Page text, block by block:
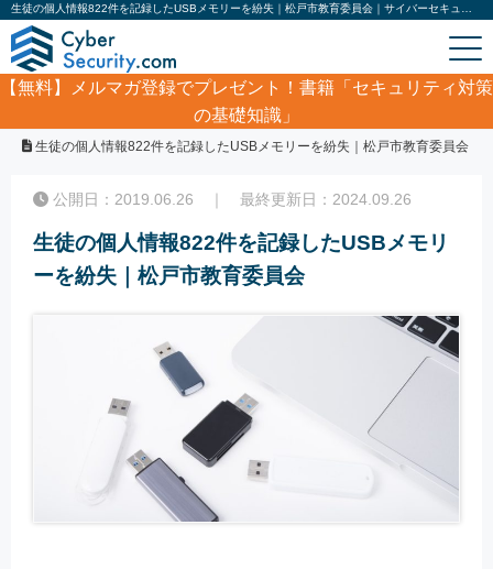
【無料】
メルマガ登録でプレゼント！書籍「セキュリティ対策
の基礎知識」
サイバーセキュリティ・情報漏洩ニュース
生徒の個人情報822件を記録したUSBメモリーを紛失｜松戸市教育委員会
公開日：2019.06.26 ｜ 最終更新日：2024.09.26
生徒の個人情報822件を記録したUSBメモリ
ーを紛失｜松戸市教育委員会